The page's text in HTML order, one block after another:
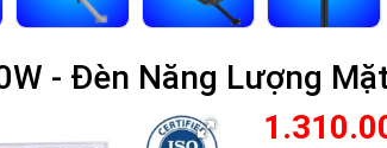
- Đèn Năng Lượng